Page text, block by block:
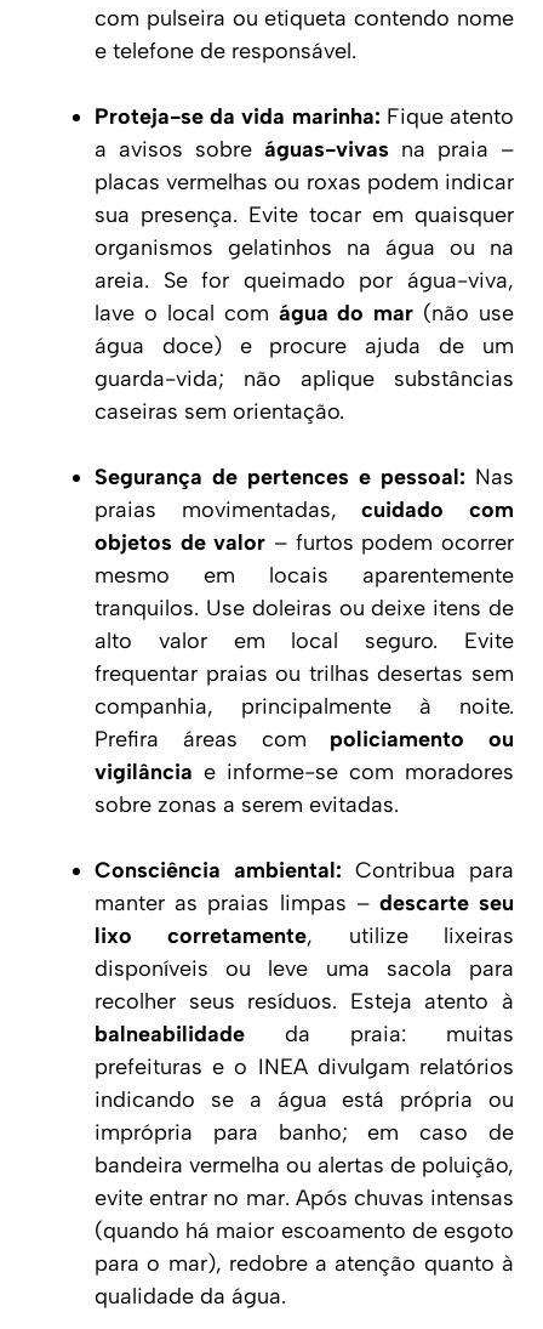
com pulseira ou etiqueta contendo nome
e telefone de responsável.
Proteja-se da vida marinha: Fique atento
a avisos sobre águas-vivas na praia –
placas vermelhas ou roxas podem indicar
sua presença. Evite tocar em quaisquer
organismos gelatinhos na água ou na
areia. Se for queimado por água-viva,
lave o local com água do mar (não use
água doce) e procure ajuda de um
guarda-vida; não aplique substâncias
caseiras sem orientação.
Segurança de pertences e pessoal: Nas
praias movimentadas,cuidado com
objetos de valor – furtos podem ocorrer
mesmo em locais aparentemente
tranquilos. Use doleiras ou deixe itens de
alto valor em local seguro. Evite
frequentar praias ou trilhas desertas sem
companhia, principalmente à noite.
Prefira áreas com policiamento ou
vigilância e informe-se com moradores
sobre zonas a serem evitadas.
Consciência ambiental: Contribua para
manter as praias limpas – descarte seu
lixo corretamente, utilize lixeiras
disponíveis ou leve uma sacola para
recolher seus resíduos. Esteja atento à
balneabilidade da praia: muitas
prefeituras e o INEA divulgam relatórios
indicando se a água está própria ou
imprópria para banho; em caso de
bandeira vermelha ou alertas de poluição,
evite entrar no mar. Após chuvas intensas
(quando há maior escoamento de esgoto
para o mar), redobre a atenção quanto à
qualidade da água.